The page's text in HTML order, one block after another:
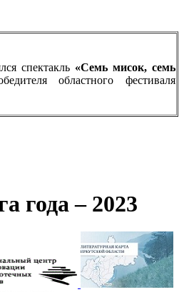
спектакль «Семь мисок, семь
областного фестиваля
года – 2023